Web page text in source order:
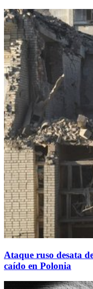
Ataque ruso desata
caído en Polonia